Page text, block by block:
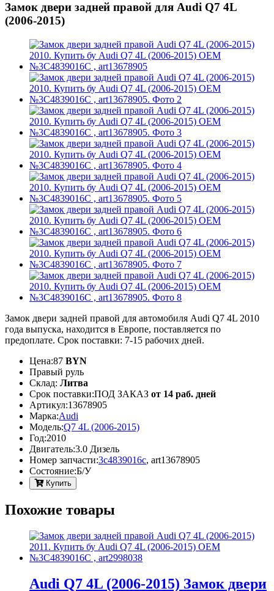
Замок двери задней правой для Audi Q7 4L
(2006-2015)
Замок двери задней правой для автомобиля Audi Q7 4L 2010
года выпуска, находится в Европе, поставляется по
предоплате. Срок поставки: 7-15 рабочих дней.
Цена:87 BYN
Правый руль
Склад: Литва
Срок поставки:ПОД ЗАКАЗ от 14 раб. дней
Артикул:13678905
Марка:Audi
Модель:Q7 4L (2006-2015)
Год:2010
Двигатель:3.0 Дизель
Номер запчасти:3c4839016c, art13678905
Cостояние:Б/У
Купить
Похожие товары
Audi Q7 4L (2006-2015) Замок двери